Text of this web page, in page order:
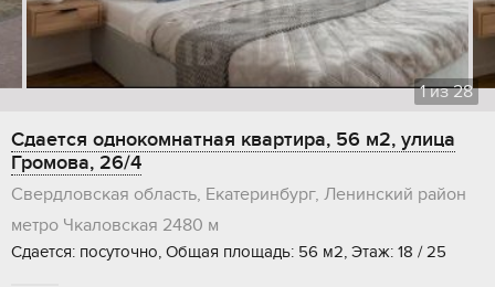
1из28
Сдается однокомнатная квартира, 56 м2, улица
Громова, 26/4
Свердловская область, Екатеринбург, Ленинский район
метро Чкаловская 2480 м
Сдается: посуточно, Общая площадь: 56 м2, Этаж: 18 / 25